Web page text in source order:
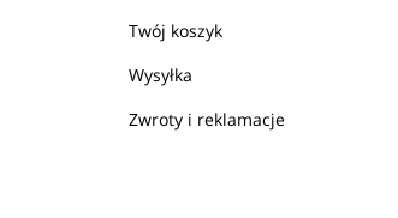
Twój koszyk
Wysyłka
Zwroty i reklamacje